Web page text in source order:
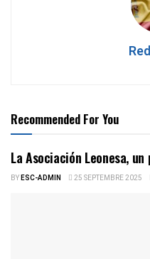
Recommended For You
La Asociación Leonesa,
BYESC-ADMIN 25 SEPTEMBRE 2025